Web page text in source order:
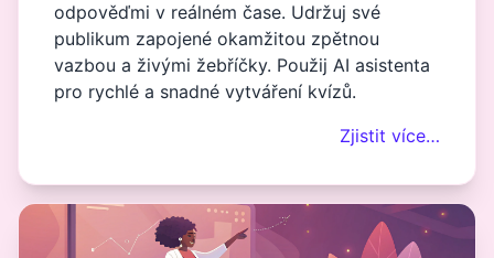
odpověďmi v reálném čase. Udržuj své
publikum zapojené okamžitou zpětnou
vazbou a živými žebříčky. Použij AI asistenta
pro rychlé a snadné vytváření kvízů.
Zjistit více…